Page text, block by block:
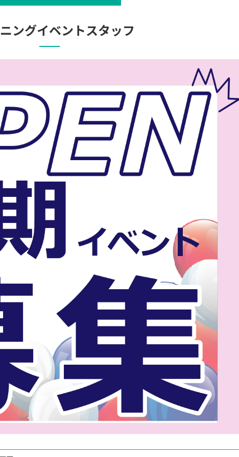
ングイベントスタッフ